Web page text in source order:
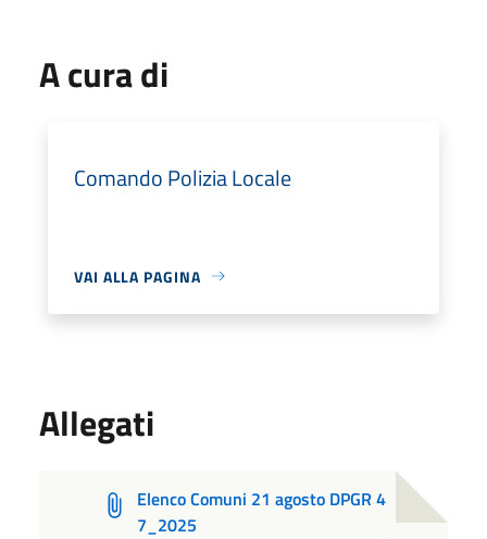
A cura di
Comando Polizia Locale
VAI ALLA PAGINA
Allegati
Elenco Comuni 21 agosto DPGR 4
7_2025